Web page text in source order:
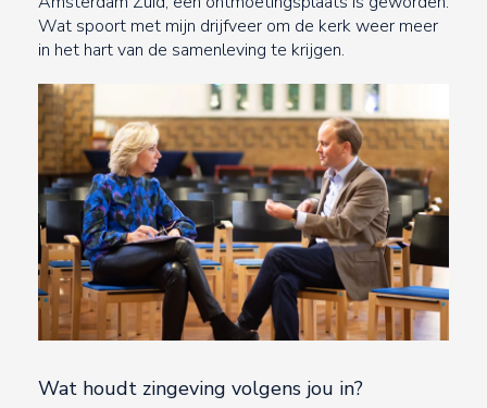
Wat spoort met mijn drijfveer om de kerk weer meer
in het hart van de samenleving te krijgen.
Wat houdt zingeving volgens jou in?